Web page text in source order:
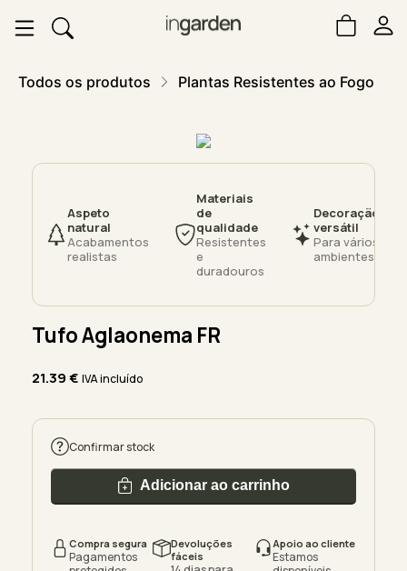
Todos os produtos Plantas Resistentes ao Fogo
Aspeto
natural
Acabamentos
realistas
Materiais
de
qualidade
Resistentes
e
duradouros
Decoração
versátil
Para vários
ambientes
Tufo Aglaonema FR
21.39€ IVA incluído
Confirmar stock
Adicionar ao carrinho
Compra segura
Pagamentos
Devoluções
fáceis
Apoio ao cliente
Estamos